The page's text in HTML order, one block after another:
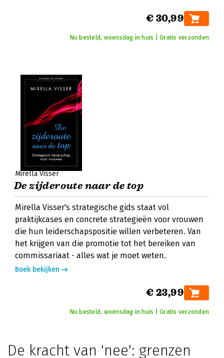
€ 30,99
Nu besteld, woensdag in huis | Gratis verzonden
Mirella Visser
De zijderoute naar de top
Mirella Visser's strategische gids staat vol
praktijkcases en concrete strategieën voor vrouwen
die hun leiderschapspositie willen verbeteren. Van
het krijgen van die promotie tot het bereiken van
commissariaat - alles wat je moet weten.
Boek bekijken
€ 23,99
Nu besteld, woensdag in huis | Gratis verzonden
De kracht van 'nee': grenzen